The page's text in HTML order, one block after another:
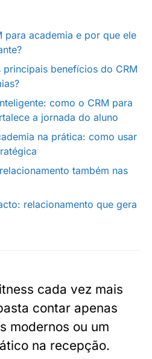
para academia e por que ele
principais benefícios do CRM
como o CRM para
a jornada do aluno
na prática: como usar
também nas
relacionamento que gera
cada vez mais
contar apenas
modernos ou um
na recepção.